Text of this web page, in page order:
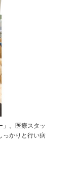
」。医療スタッ
っかりと行い病